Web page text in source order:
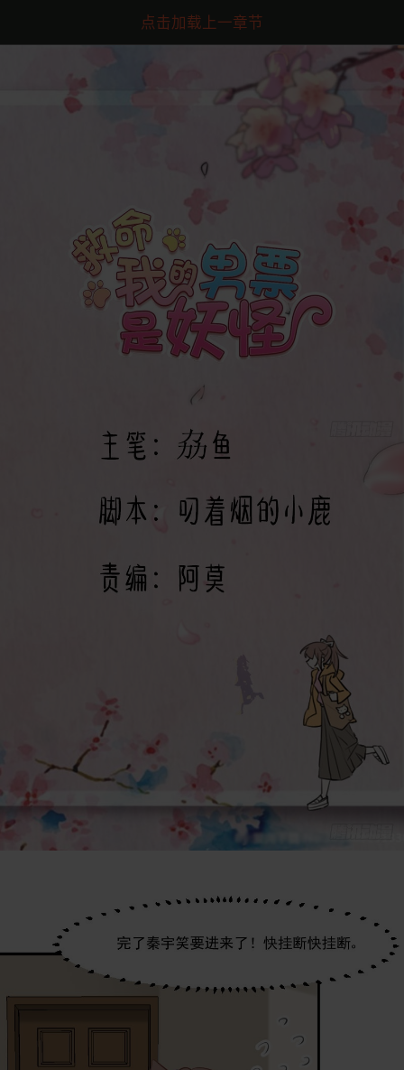
点击加载上一章节